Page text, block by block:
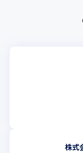
株式